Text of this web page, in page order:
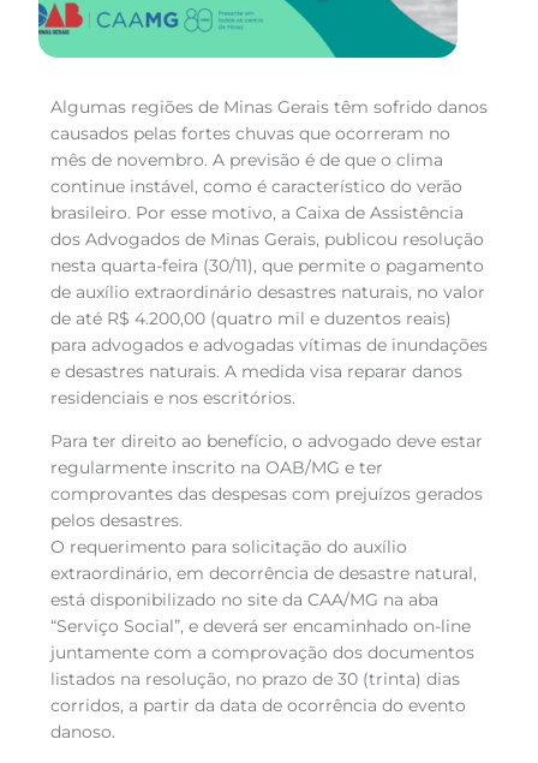
Algumas regiões de Minas Gerais têm sofrido danos
causados pelas fortes chuvas que ocorreram no
mês de novembro. A previsão é de que o clima
continue instável, como é característico do verão
brasileiro. Por esse motivo, a Caixa de Assistência
dos Advogados de Minas Gerais, publicou resolução
nesta quarta-feira (30/11), que permite o pagamento
de auxílio extraordinário desastres naturais, no valor
de até R$ 4.200,00 (quatro mil e duzentos reais)
para advogados e advogadas vítimas de inundações
e desastres naturais. A medida visa reparar danos
residenciais e nos escritórios.
Para ter direito ao benefício, o advogado deve estar
regularmente inscrito na OAB/MG e ter
comprovantes das despesas com prejuízos gerados
pelos desastres.
O requerimento para solicitação do auxílio
extraordinário, em decorrência de desastre natural,
está disponibilizado no site da CAA/MG na aba
“Serviço Social”, e deverá ser encaminhado on-line
juntamente com a comprovação dos documentos
listados na resolução, no prazo de 30 (trinta) dias
corridos, a partir da data de ocorrência do evento
danoso.